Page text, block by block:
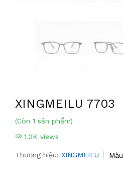
XINGMEILU 7703
(Còn 1 sản phẩm)
1.2K views
Thương hiệu: XINGMEILU Màu